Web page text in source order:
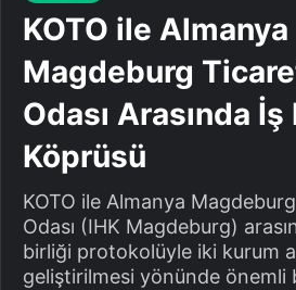
KOTO ile Almanya
Magdeburg
Odası Arasında
Köprüsü
KOTO ile Almanya
Odası (IHK Magdeburg)
birliği protokolüyle iki kurum
geliştirilmesi yönünde önemli